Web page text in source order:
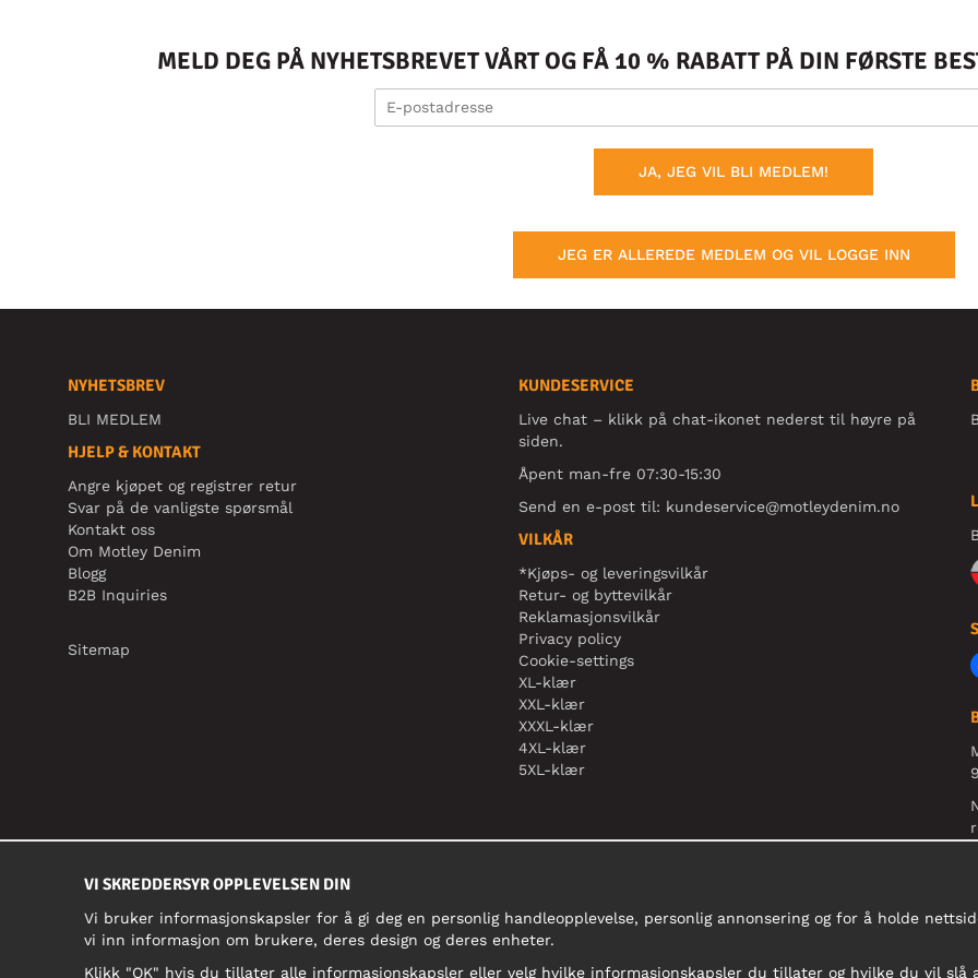
MELD DEG PÅ NYHETSBREVET VÅRT OG FÅ 10 % RABATT PÅ DIN FØRSTE
JA, JEG VIL BLI MEDLEM!
JEG ER ALLEREDE MEDLEM OG VIL LOGGE INN
NYHETSBREV
BLI MEDLEM
HJELP & KONTAKT
Angre kjøpet og registrer retur
Svar på de vanligste spørsmål
Kontakt oss
Om Motley Denim
Blogg
B2B Inquiries
Sitemap
KUNDESERVICE
Live chat – klikk på chat-ikonet nederst til høyre på
siden.
Åpent man-fre 07:30-15:30
Send en e-post til: kundeservice@motleydenim.no
VILKÅR
*Kjøps- og leveringsvilkår
Retur- og byttevilkår
Reklamasjonsvilkår
Privacy policy
Cookie-settings
XL-klær
XXL-klær
XXXL-klær
4XL-klær
5XL-klær
VI SKREDDERSYR OPPLEVELSEN DIN
Vi bruker informasjonskapsler for å gi deg en personlig handleopplevelse, personlig annonsering og for å holde
vi inn informasjon om brukere, deres design og deres enheter.
Klikk "OK" hvis du tillater alle informasjonskapsler eller velg hvilke informasjonskapsler du tillater og hvilke du vil slå